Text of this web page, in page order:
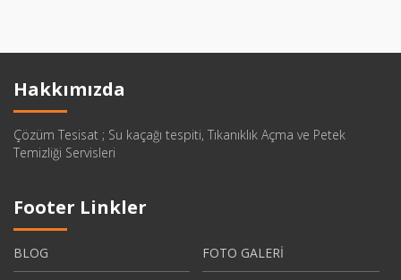
Hakkımızda
Çözüm Tesisat ; Su kaçağı tespiti, Tıkanıklık Açma ve Petek
Temizliği Servisleri
Footer Linkler
BLOG FOTO GALERİ